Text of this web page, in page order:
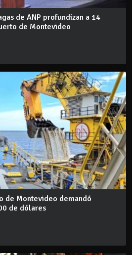
de ANP profundizan a 14
de Montevideo
de Montevideo demandó
de dólares